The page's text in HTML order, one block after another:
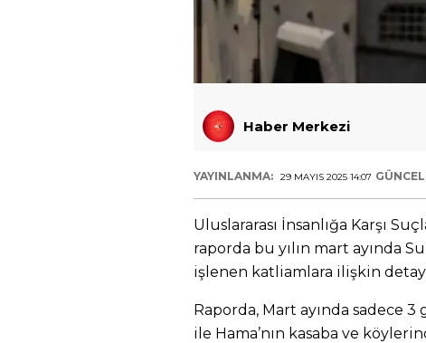
Haber Merkezi
YAYINLANMA: 29 MAYIS 2025 14:07
Uluslararası İnsanlığa Karşı
raporda bu yılın mart ayında
işlenen katliamlara ilişkin
Raporda, Mart ayında sadece
ile Hama’nın kasaba ve